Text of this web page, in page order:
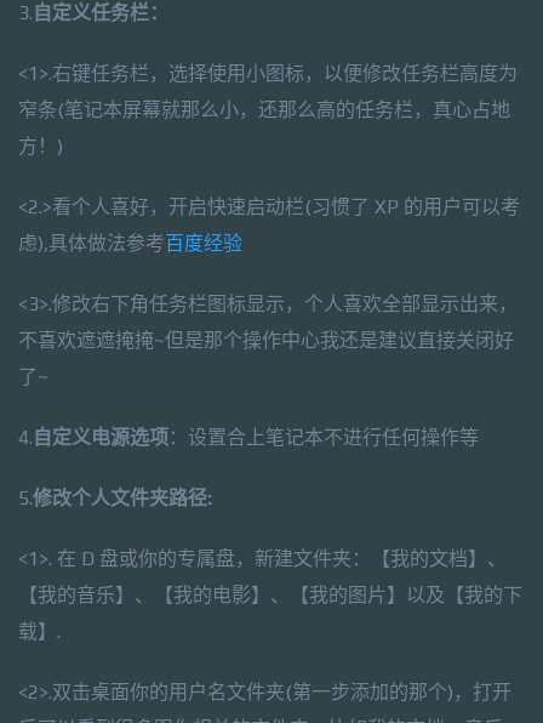
3.自定义任务栏：
<1>.右键任务栏，选择使用小图标，以便修改任务栏高度为
窄条(笔记本屏幕就那么小，还那么高的任务栏，真心占地
方！)
<2.>看个人喜好，开启快速启动栏(习惯了 XP 的用户可以考
虑),具体做法参考百度经验
<3>.修改右下角任务栏图标显示，个人喜欢全部显示出来，
不喜欢遮遮掩掩~但是那个操作中心我还是建议直接关闭好
了~
4.自定义电源选项：设置合上笔记本不进行任何操作等
5.修改个人文件夹路径:
<1>. 在 D 盘或你的专属盘，新建文件夹：【我的文档】、
【我的音乐】、【我的电影】、【我的图片】以及【我的下
载】.
<2>.双击桌面你的用户名文件夹(第一步添加的那个)，打开